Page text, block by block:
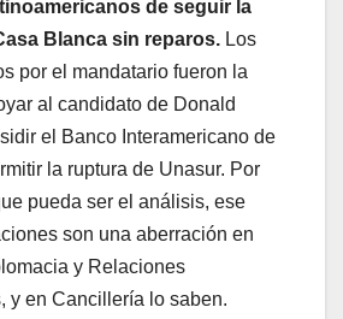
de seguir la
Blanca sin reparos. Los
por el mandatario fueron la
al candidato de Donald
el Banco Interamericano de
la ruptura de Unasur. Por
pueda ser el análisis, ese
son una aberración en
y Relaciones
y en Cancillería lo saben.